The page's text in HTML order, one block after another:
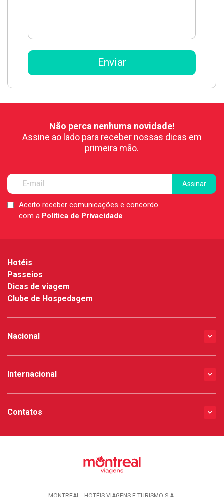
Não perca nenhuma novidade!
Assine ao lado para receber nossas dicas em
primeira mão.
LGPDAceito receber comunicações e concordo
com a Política de Privacidade
Hotéis
Passeios
Dicas de viagem
Clube de Hospedagem
Nacional
Internacional
Contatos